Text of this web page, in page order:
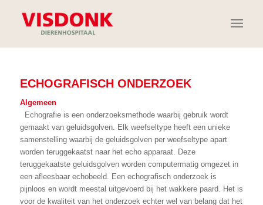
ECHOGRAFISCH ONDERZOEK
Algemeen
Echografie is een onderzoeksmethode waarbij gebruik wordt
gemaakt van geluidsgolven. Elk weefseltype heeft een unieke
samenstelling waarbij de geluidsgolven per weefseltype apart
worden teruggekaatst naar het echo apparaat. Deze
teruggekaatste geluidsgolven worden computermatig omgezet in
een afleesbaar echobeeld. Een echografisch onderzoek is
pijnloos en wordt meestal uitgevoerd bij het wakkere paard. Het is
voor de kwaliteit van het onderzoek echter wel van belang dat het